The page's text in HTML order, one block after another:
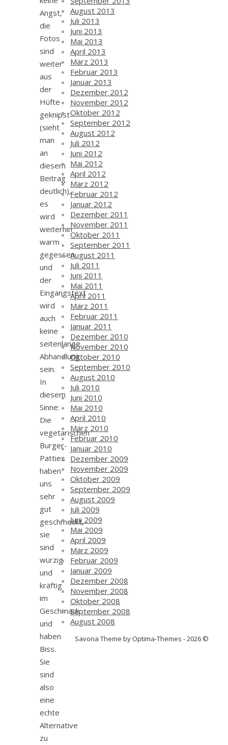
Angst,
die
Fotos
sind
weiter
aus
der
Hüfte
geknipst
(sieht
man
an
diesem
Beitrag
deutlich),
es
wird
weiterhin
warm
gegessen
und
der
Eingangstext
wird
auch
keine
seitenlange
Abhandlung
sein.
In
diesem
Sinne:
Die
vegetarischen
Burger-
Patties
haben
uns
sehr
gut
geschmeckt,
sie
sind
würzig
und
kräftig
im
Geschmack
und
haben
Biss.
Sie
sind
also
eine
echte
Alternative
zu
August 2013
Juli 2013
Juni 2013
Mai 2013
April 2013
März 2013
Februar 2013
Januar 2013
Dezember 2012
November 2012
Oktober 2012
September 2012
August 2012
Juli 2012
Juni 2012
Mai 2012
April 2012
März 2012
Februar 2012
Januar 2012
Dezember 2011
November 2011
Oktober 2011
September 2011
August 2011
Juli 2011
Juni 2011
Mai 2011
April 2011
März 2011
Februar 2011
Januar 2011
Dezember 2010
November 2010
Oktober 2010
September 2010
August 2010
Juli 2010
Juni 2010
Mai 2010
April 2010
März 2010
Februar 2010
Januar 2010
Dezember 2009
November 2009
Oktober 2009
September 2009
August 2009
Juli 2009
Juni 2009
Mai 2009
April 2009
März 2009
Februar 2009
Januar 2009
Dezember 2008
November 2008
Oktober 2008
September 2008
August 2008
Savona Theme by Optima-Themes - 2026 ©